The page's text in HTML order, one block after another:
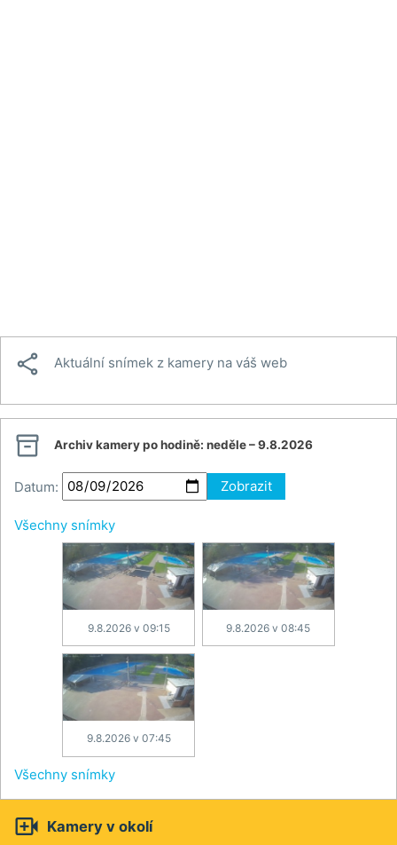
 Aktuální snímek z kamery na váš web
 Archiv kamery po hodině: neděle – 9.8.2026
Datum: Zobrazit
Všechny snímky
9.8.2026 v 09:15 9.8.2026 v 08:45
9.8.2026 v 07:45
Všechny snímky
 Kamery v okolí